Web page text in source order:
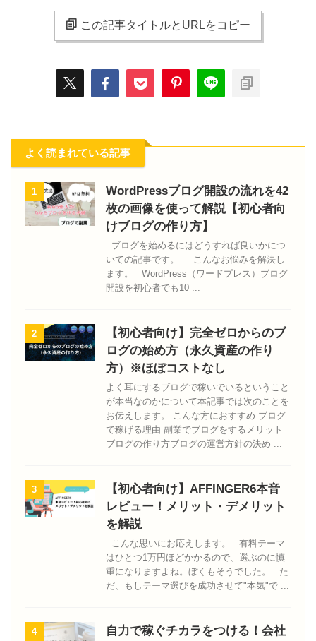
この記事タイトルとURLをコピー
よく読まれている記事
1
WordPressブログ開設の流れを42
枚の画像を使って解説【初心者向
けブログの作り方】
ブログを始めるにはどうすれば良いかにつ
いての記事です。 こんなお悩みを解決し
ます。 WordPress（ワードプレス）ブログ
開設を初心者でも10 ...
2
【初心者向け】完全ゼロからのブ
ログの始め方（永久資産の作り
方）※ほぼコストなし
よく耳にするブログで稼いでいるということ
が本当なのかについて本記事では次のことを
お伝えします。 こんな方におすすめ ブログ
で稼げる理由 副業でブログをするメリット
ブログの作り方ブログの運営方針の決め ...
3
【初心者向け】AFFINGER6本音
レビュー！メリット・デメリット
を解説
こんな思いにお応えします。 有料テーマ
はひとつ1万円ほどかかるので、選ぶのに慎
重になりますよね。ぼくもそうでした。 た
だ、もしテーマ選びを成功させて"本気"で ...
4
自力で稼ぐチカラをつける！会社